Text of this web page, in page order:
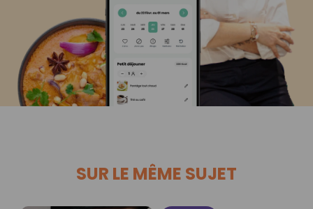
SUR LE MÊME SUJET